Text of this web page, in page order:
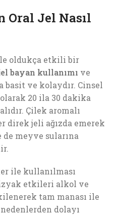
Oral Jel Nasıl
oldukça etkili bir
bayan kullanımı ve
ve kolaydır. Cinsel
20 ila 30 dakika
Çilek aromalı
direk jeli ağızda emerek
meyve sularına
ile kullanılması
etkileri alkol ve
tam manası ile
dolayı